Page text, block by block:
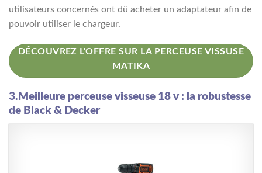
utilisateurs concernés ont dû acheter un adaptateur afin de
pouvoir utiliser le chargeur.
DÉCOUVREZ L'OFFRE SUR LA PERCEUSE VISSUSE
MATIKA
3.Meilleure perceuse visseuse 18 v : la robustesse
de Black & Decker